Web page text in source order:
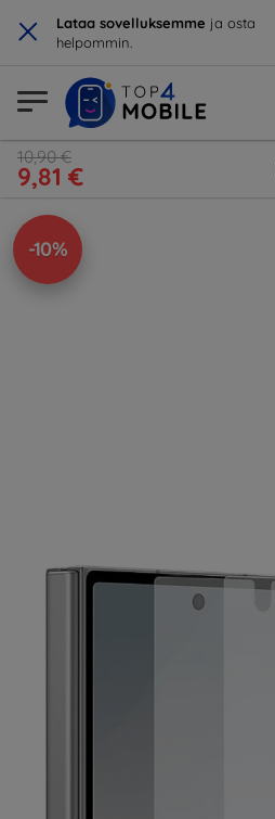
× Lataa sovelluksemme ja osta
helpommin.
10,90 €
9,81 €
-10%